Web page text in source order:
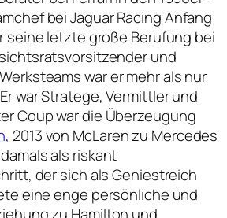
bei Jaguar Racing Anfang
seine letzte große Berufung bei
und
war er mehr als nur
war Stratege, Vermittler und
Coup war die Überzeugung
, 2013 von McLaren zu Mercedes
als riskant
der sich als Geniestreich
eine enge persönliche und
zu Hamilton und